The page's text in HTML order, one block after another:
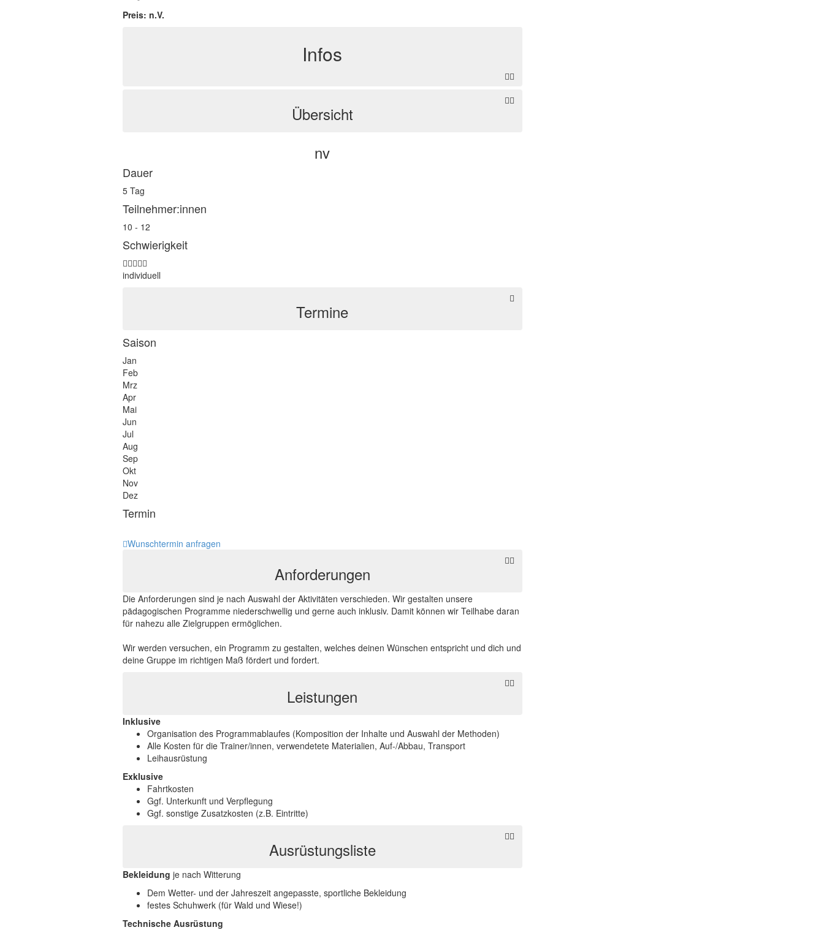
Preis: n.V.
Infos
Übersicht
nv
Dauer
5 Tag
Teilnehmer:innen
10 - 12
Schwierigkeit
individuell
Termine
Saison
Jan
Feb
Mrz
Apr
Mai
Jun
Jul
Aug
Sep
Okt
Nov
Dez
Termin
Wunschtermin anfragen
Anforderungen
Die Anforderungen sind je nach Auswahl der Aktivitäten verschieden. Wir gestalten unsere
pädagogischen Programme niederschwellig und gerne auch inklusiv. Damit können wir Teilhabe daran
für nahezu alle Zielgruppen ermöglichen.
Wir werden versuchen, ein Programm zu gestalten, welches deinen Wünschen entspricht und dich und
deine Gruppe im richtigen Maß fördert und fordert.
Leistungen
Inklusive
Organisation des Programmablaufes (Komposition der Inhalte und Auswahl der Methoden)
Alle Kosten für die Trainer/innen, verwendetete Materialien, Auf-/Abbau, Transport
Leihausrüstung
Exklusive
Fahrtkosten
Ggf. Unterkunft und Verpflegung
Ggf. sonstige Zusatzkosten (z.B. Eintritte)
Ausrüstungsliste
Bekleidung je nach Witterung
Dem Wetter- und der Jahreszeit angepasste, sportliche Bekleidung
festes Schuhwerk (für Wald und Wiese!)
Technische Ausrüstung